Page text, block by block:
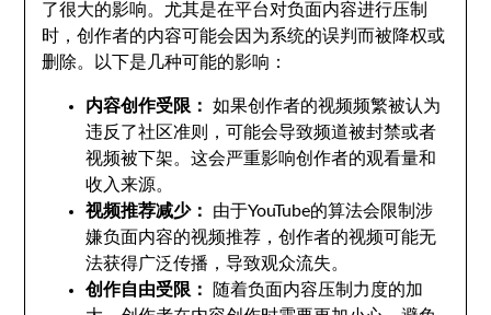
了很大的影响。尤其是在平台对负面内容进行压制
时，创作者的内容可能会因为系统的误判而被降权或
删除。以下是几种可能的影响：
内容创作受限：
如果创作者的视频频繁被认为
违反了社区准则，可能会导致频道被封禁或者
视频被下架。这会严重影响创作者的观看量和
收入来源。
视频推荐减少：
由于YouTube的算法会限制涉
嫌负面内容的视频推荐，创作者的视频可能无
法获得广泛传播，导致观众流失。
创作自由受限：
随着负面内容压制力度的加